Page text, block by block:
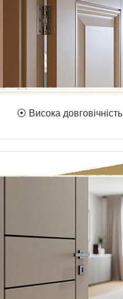
⦿ Висока довговічність